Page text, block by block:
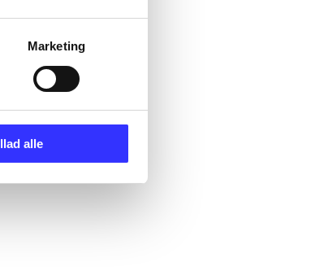
Marketing
alle